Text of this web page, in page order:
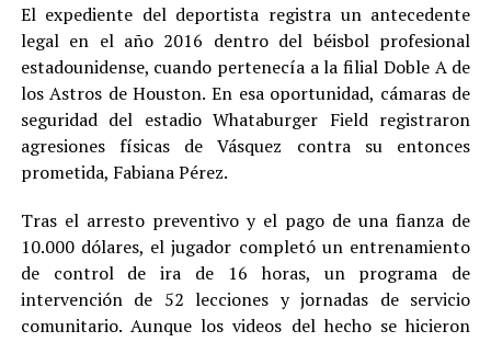
El expediente del deportista registra un antecedente
legal en el año 2016 dentro del béisbol profesional
estadounidense, cuando pertenecía a la filial Doble A de
los Astros de Houston. En esa oportunidad, cámaras de
seguridad del estadio Whataburger Field registraron
agresiones físicas de Vásquez contra su entonces
prometida, Fabiana Pérez.
Tras el arresto preventivo y el pago de una fianza de
10.000 dólares, el jugador completó un entrenamiento
de control de ira de 16 horas, un programa de
intervención de 52 lecciones y jornadas de servicio
comunitario. Aunque los videos del hecho se hicieron